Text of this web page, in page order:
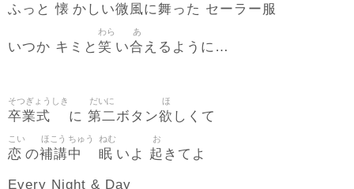
ふっと懐 かしい微風に舞った セーラー服
いつか キミと 笑
わら
い合
あ
えるように…
卒業式
そつぎょうしき
に 第二
だいに
ボタン欲
ほ
しくて
恋
こい
の補講
ほこう
中
ちゅう
眠
ねむ
いよ 起
お
きてよ
Every Night & Day